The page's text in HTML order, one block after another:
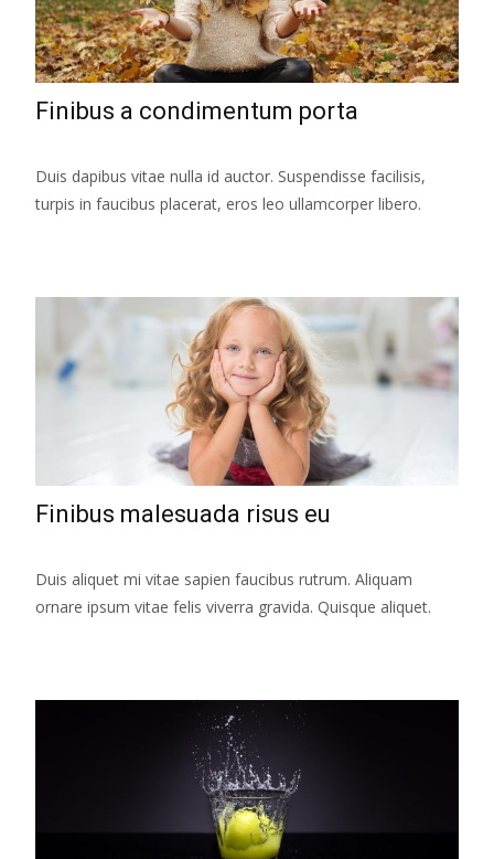
Finibus a condimentum porta
Duis dapibus vitae nulla id auctor. Suspendisse facilisis,
turpis in faucibus placerat, eros leo ullamcorper libero.
Finibus malesuada risus eu
Duis aliquet mi vitae sapien faucibus rutrum. Aliquam
ornare ipsum vitae felis viverra gravida. Quisque aliquet.